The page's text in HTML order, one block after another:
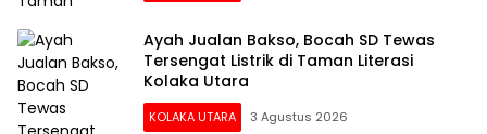
Ayah Jualan Bakso, Bocah SD Tewas
Tersengat Listrik di Taman Literasi
Kolaka Utara
KOLAKA UTARA 3 Agustus 2026